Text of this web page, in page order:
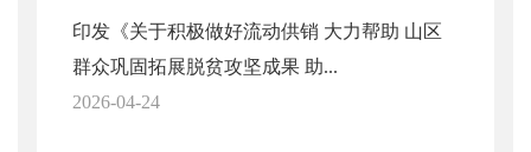
印发《关于积极做好流动供销 大力帮助 山区
群众巩固拓展脱贫攻坚成果 助...
2026-04-24